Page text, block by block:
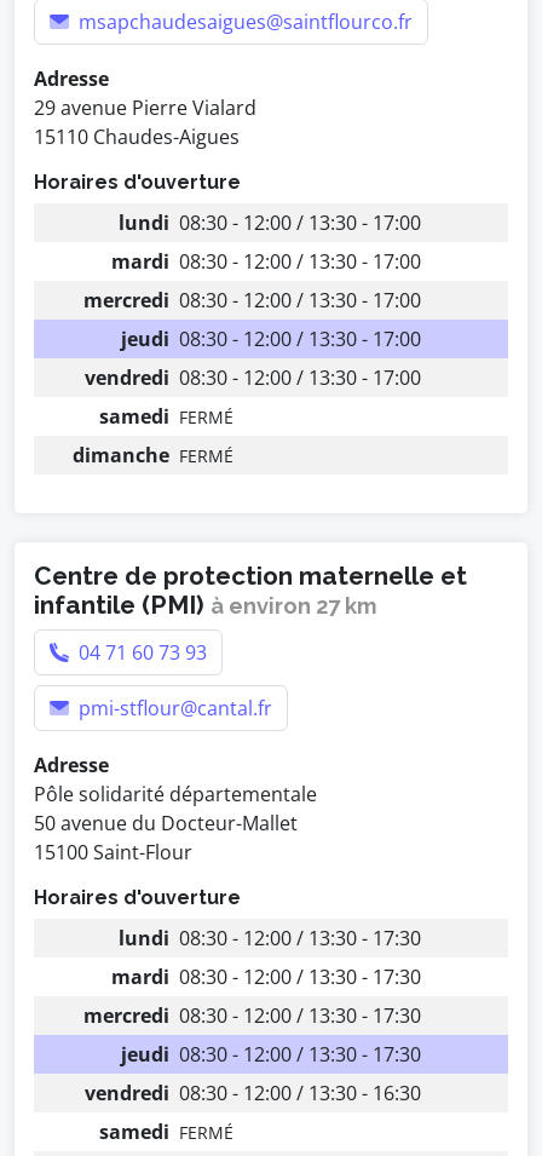
msapchaudesaigues@saintflourco.fr
Adresse
29 avenue Pierre Vialard
15110 Chaudes-Aigues
Horaires d'ouverture
lundi 08:30 - 12:00 / 13:30 - 17:00
mardi 08:30 - 12:00 / 13:30 - 17:00
mercredi 08:30 - 12:00 / 13:30 - 17:00
jeudi 08:30 - 12:00 / 13:30 - 17:00
vendredi 08:30 - 12:00 / 13:30 - 17:00
samedi FERMÉ
dimanche FERMÉ
Centre de protection maternelle et
infantile (PMI) à environ 27 km
04 71 60 73 93
pmi-stflour@cantal.fr
Adresse
Pôle solidarité départementale
50 avenue du Docteur-Mallet
15100 Saint-Flour
Horaires d'ouverture
lundi 08:30 - 12:00 / 13:30 - 17:30
mardi 08:30 - 12:00 / 13:30 - 17:30
mercredi 08:30 - 12:00 / 13:30 - 17:30
jeudi 08:30 - 12:00 / 13:30 - 17:30
vendredi 08:30 - 12:00 / 13:30 - 16:30
samedi FERMÉ